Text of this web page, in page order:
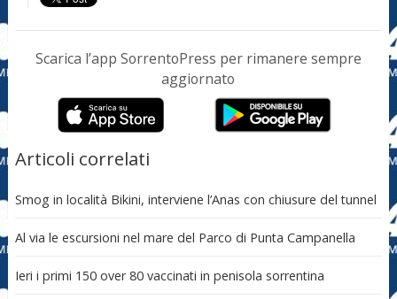
Scarica l’app SorrentoPress per rimanere sempre
aggiornato
Articoli correlati
Smog in località Bikini, interviene l’Anas con chiusure del tunnel
Al via le escursioni nel mare del Parco di Punta Campanella
Ieri i primi 150 over 80 vaccinati in penisola sorrentina